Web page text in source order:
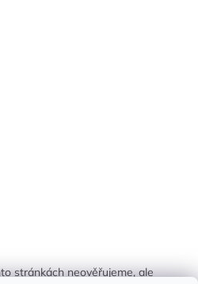
stránkách neověřujeme, ale